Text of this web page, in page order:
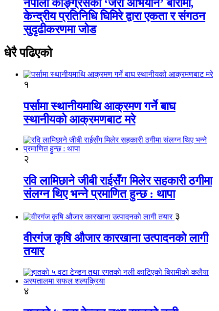
नेपाली काङ्ग्रेसको ‘जरा अभियान’ बारामा,
केन्द्रीय प्रतिनिधि घिमिरे द्वारा एकता र संगठन
सुदृढीकरणमा जोड
धेरै पढिएको
१
पर्सामा स्थानीयमाथि आक्रमण गर्ने बाघ
स्थानीयको आक्रमणबाट मरे
२
रवि लामिछाने जीबी राईसँग मिलेर सहकारी ठगीमा
संलग्न थिए भन्ने प्रमाणित हुन्छ : थापा
३
वीरगंज कृषि औजार कारखाना उत्पादनको लागी
तयार
४